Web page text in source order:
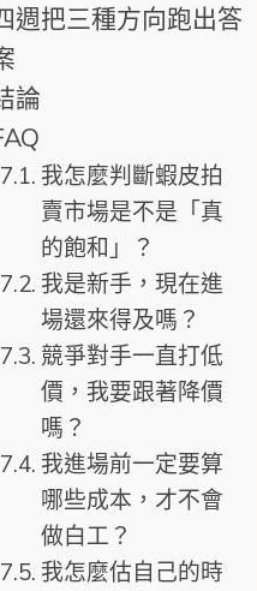
週把三種方向跑出答
論
我怎麼判斷蝦皮拍
賣市場是不是「真
的飽和」？
我是新手，現在進
場還來得及嗎？
競爭對手一直打低
價，我要跟著降價
嗎？
我進場前一定要算
哪些成本，才不會
做白工？
我怎麼估自己的時